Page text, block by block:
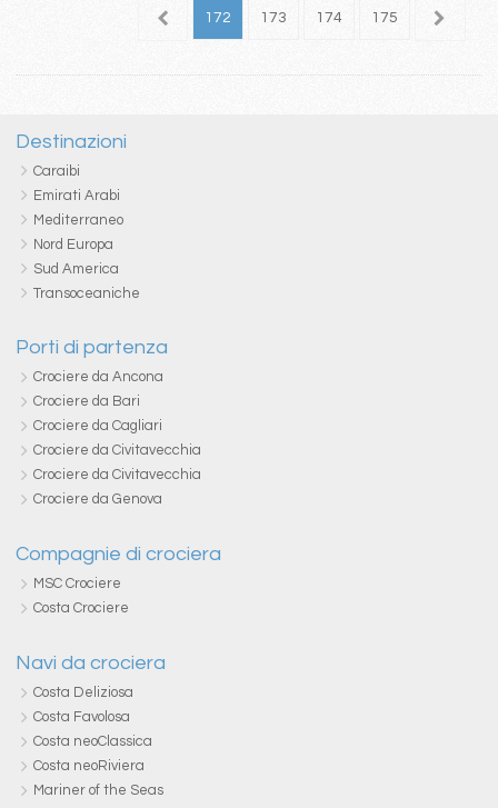
171 172 173 174 175 176
Destinazioni
Caraibi
Emirati Arabi
Mediterraneo
Nord Europa
Sud America
Transoceaniche
Porti di partenza
Crociere da Ancona
Crociere da Bari
Crociere da Cagliari
Crociere da Civitavecchia
Crociere da Civitavecchia
Crociere da Genova
Compagnie di crociera
MSC Crociere
Costa Crociere
Navi da crociera
Costa Deliziosa
Costa Favolosa
Costa neoClassica
Costa neoRiviera
Mariner of the Seas